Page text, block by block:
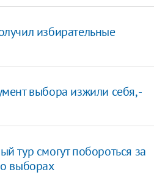
избирательные
выбора изжили себя, -
тур смогут побороться за
выборах